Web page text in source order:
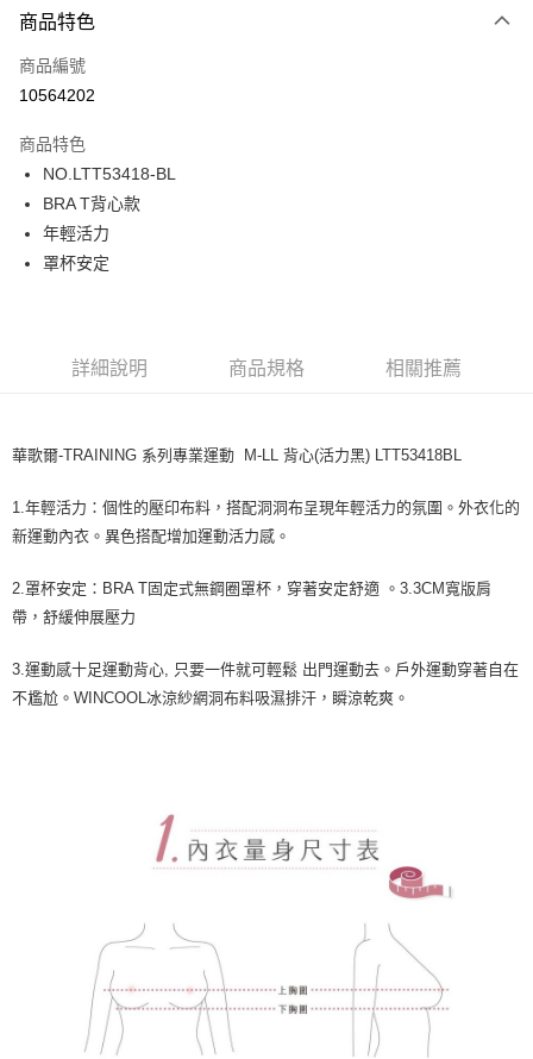
信用卡一次付款
超商取貨付款
街口支付
ATM付款
運送方式
7-11取貨付款
付款後7-11取貨
宅配
離島
商品特色
商品編號
10564202
商品特色
NO.LTT53418-BL
BRA T背心款
年輕活力
罩杯安定
詳細說明 商品規格 相關推薦
華歌爾-TRAINING 系列專業運動 M-LL 背心(活力黑) LTT53418BL
1.年輕活力：個性的壓印布料，搭配洞洞布呈現年輕活力的氛圍。外衣化的
新運動內衣。異色搭配增加運動活力感。
2.罩杯安定：BRA T固定式無鋼圈罩杯，穿著安定舒適 。3.3CM寬版肩
帶，舒緩伸展壓力
3.運動感十足運動背心, 只要一件就可輕鬆 出門運動去。戶外運動穿著自在
不尷尬。WINCOOL冰涼紗網洞布料吸濕排汗，瞬涼乾爽。